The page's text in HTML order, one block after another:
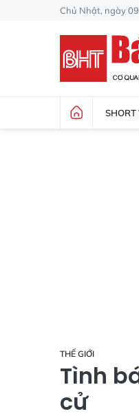
Chủ Nhật, ngày
SHORT
THẾ GIỚI
Tình
cử